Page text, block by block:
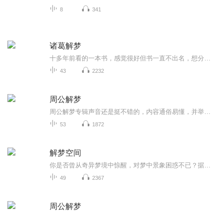
8 341
诸葛解梦
43 2232
周公解梦
53 1872
解梦空间
49 2367
周公解梦